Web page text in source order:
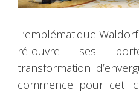
L’emblématique
ré-ouvre ses
transformation
commence pour cet